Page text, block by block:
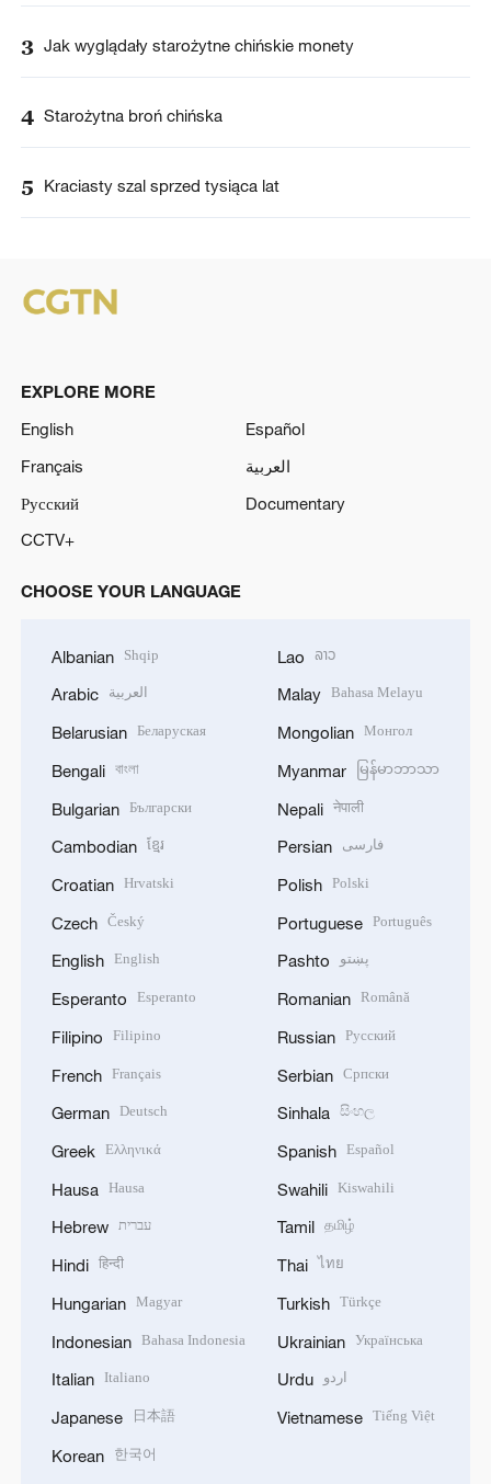
3 Jak wyglądały starożytne chińskie monety
4 Starożytna broń chińska
5 Kraciasty szal sprzed tysiąca lat
EXPLORE MORE
English
Español
Français
العربية
Русский
Documentary
CCTV+
CHOOSE YOUR LANGUAGE
Albanian Shqip
Arabic العربية
Belarusian Беларуская
Bengali বাংলা
Bulgarian Български
Cambodian ខ្មែរ
Croatian Hrvatski
Czech Český
English English
Esperanto Esperanto
Filipino Filipino
French Français
German Deutsch
Greek Ελληνικά
Hausa Hausa
Hebrew עברית
Hindi हिन्दी
Hungarian Magyar
Indonesian Bahasa Indonesia
Italian Italiano
Japanese 日本語
Korean 한국어
Lao ລາວ
Malay Bahasa Melayu
Mongolian Монгол
Myanmar မြန်မာဘာသာ
Nepali नेपाली
Persian فارسی
Polish Polski
Portuguese Português
Pashto پښتو
Romanian Română
Russian Русский
Serbian Српски
Sinhala සිංහල
Spanish Español
Swahili Kiswahili
Tamil தமிழ்
Thai ไทย
Turkish Türkçe
Ukrainian Українська
Urdu اردو
Vietnamese Tiếng Việt